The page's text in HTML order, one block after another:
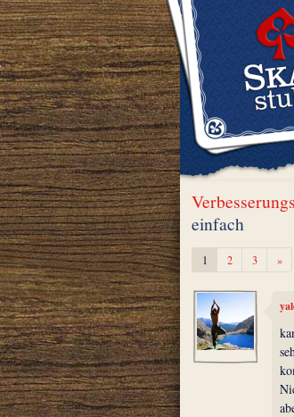
einfach
1 2 3 »